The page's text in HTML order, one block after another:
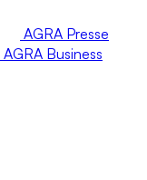
AGRA Presse
AGRA Business